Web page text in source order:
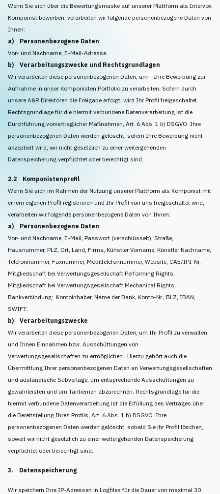
Wenn Sie sich über die Bewertungsmaske auf unserer Plattform als Intervox
Komponist bewerben, verarbeiten wir folgende personenbezogene Daten von
Ihnen:
a) Personenbezogene Daten
Vor- und Nachname, E-Mail-Adresse.
b) Verarbeitungszwecke und Rechtsgrundlagen
Wir verarbeiten diese personenbezogenen Daten, um Ihre Bewerbung zur
Aufnahme in unser Komponisten Portfolio zu verarbeiten. Sofern durch
unsere A&R Direktoren die Freigabe erfolgt, wird Ihr Profil freigeschaltet.
Rechtsgrundlage für die hiermit verbundene Datenverarbeitung ist die
Durchführung vorvertraglicher Maßnahmen, Art. 6 Abs. 1 b) DSGVO. Ihre
personenbezogenen Daten werden gelöscht, sofern Ihre Bewerbung nicht
akzeptiert wird, wir nicht gesetzlich zu einer weitergehenden
Datenspeicherung verpflichtet oder berechtigt sind.
2.2 Komponistenprofil
Wenn Sie sich im Rahmen der Nutzung unserer Plattform als Komponist mit
einem eigenen Profil registrieren und Ihr Profil von uns freigeschaltet wird,
verarbeiten wir folgende personenbezogene Daten von Ihnen:
a) Personenbezogene Daten
Vor- und Nachname, E-Mail, Passwort (verschlüsselt), Straße,
Hausnummer, PLZ, Ort, Land, Firma, Künstler Vorname, Künstler Nachname,
Telefonnummer, Faxnummer, Mobiltelefonnummer, Website, CAE/IPI-Nr,
Mitgliedschaft bei Verwertungsgesellschaft Performing Rights,
Mitgliedschaft bei Verwertungsgesellschaft Mechanical Rights,
Bankverbindung: Kontoinhaber, Name der Bank, Konto-Nr., BLZ, IBAN,
SWIFT.
b) Verarbeitungszwecke
Wir verarbeiten diese personenbezogenen Daten, um Ihr Profil zu verwalten
und Ihnen Einnahmen bzw. Ausschüttungen von
Verwertungsgesellschaften zu ermöglichen. Hierzu gehört auch die
Übermittlung Ihrer personenbezogenen Daten an Verwertungsgesellschaften
und ausländische Subverlage, um entsprechende Ausschüttungen zu
gewährleisten und um Tantiemen abzurechnen. Rechtsgrundlage für die
hiermit verbundene Datenverarbeitung ist die Erfüllung des Vertrages über
die Bereitstellung Ihres Profils, Art. 6 Abs. 1 b) DSGVO. Ihre
personenbezogenen Daten werden gelöscht, sobald Sie ihr Profil löschen,
soweit wir nicht gesetzlich zu einer weitergehenden Datenspeicherung
verpflichtet oder berechtigt sind.
3. Datenspeicherung
Wir speichern Ihre IP-Adressen in Logfiles für die Dauer von maximal 30